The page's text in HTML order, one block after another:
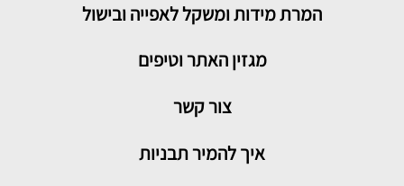
המרת מידות ומשקל לאפייה ובישול
מגזין האתר וטיפים
צור קשר
איך להמיר תבניות